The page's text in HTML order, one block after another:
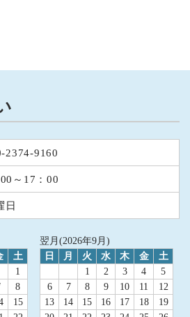
2374-9160
～17：00
日
土
1
8
15
翌月(2026年9月)
日
月 火 水 木 金
土
1
2 3 4
5
6
7 8 9 10 11
12
13
14 15 16 17 18
19